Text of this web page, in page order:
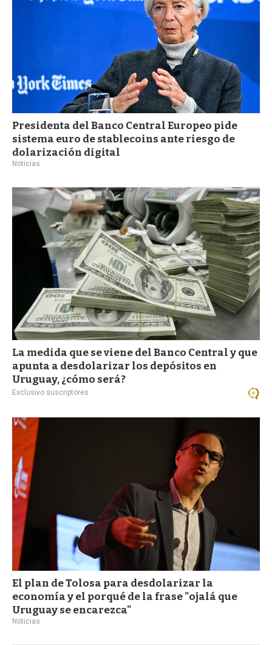
Presidenta del Banco Central Europeo pide
sistema euro de stablecoins ante riesgo de
dolarización digital
Noticias
La medida que se viene del Banco Central y que
apunta a desdolarizar los depósitos en
Uruguay, ¿cómo será?
Exclusivo suscriptores
El plan de Tolosa para desdolarizar la
economía y el porqué de la frase "ojalá que
Uruguay se encarezca"
Noticias